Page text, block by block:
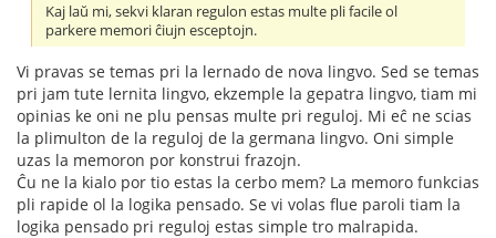
Kaj laŭ mi, sekvi klaran regulon estas multe pli facile ol
parkere memori ĉiujn esceptojn.
Vi pravas se temas pri la lernado de nova lingvo. Sed se temas
pri jam tute lernita lingvo, ekzemple la gepatra lingvo, tiam mi
opinias ke oni ne plu pensas multe pri reguloj. Mi eĉ ne scias
la plimulton de la reguloj de la germana lingvo. Oni simple
uzas la memoron por konstrui frazojn.
Ĉu ne la kialo por tio estas la cerbo mem? La memoro funkcias
pli rapide ol la logika pensado. Se vi volas flue paroli tiam la
logika pensado pri reguloj estas simple tro malrapida.